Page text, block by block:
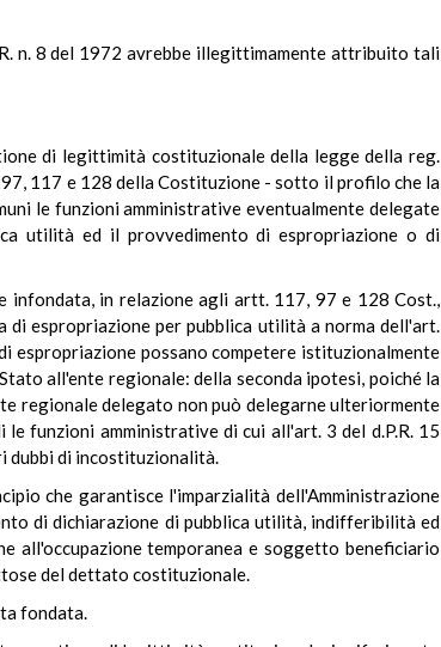
n. 8 del 1972 avrebbe illegittimamente attribuito tali
di legittimità costituzionale della legge della reg.
117 e 128 della Costituzione - sotto il profilo che la
le funzioni amministrative eventualmente delegate
utilità ed il provvedimento di espropriazione o di
infondata, in relazione agli artt. 117, 97 e 128 Cost.,
espropriazione per pubblica utilità a norma dell'art.
espropriazione possano competere istituzionalmente
all'ente regionale: della seconda ipotesi, poiché la
regionale delegato non può delegarne ulteriormente
funzioni amministrative di cui all'art. 3 del d.P.R. 15
dubbi di incostituzionalità.
che garantisce l'imparzialità dell'Amministrazione
di dichiarazione di pubblica utilità, indifferibilità ed
all'occupazione temporanea e soggetto beneficiario
del dettato costituzionale.
fondata.